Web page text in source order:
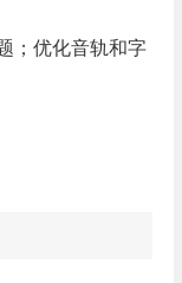
；优化音轨和字